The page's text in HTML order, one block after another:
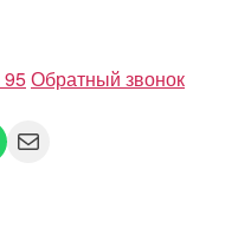
95Обратный звонок
Mail